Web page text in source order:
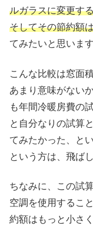
ルガラスに変更す
そしてその節約額
てみたいと思います
こんな比較は窓面
あまり意味がない
も年間冷暖房費の
と自分なりの試算
てみたかった、と
という方は、飛ば
ちなみに、この試
空調を使用するこ
約額はもっと小さ